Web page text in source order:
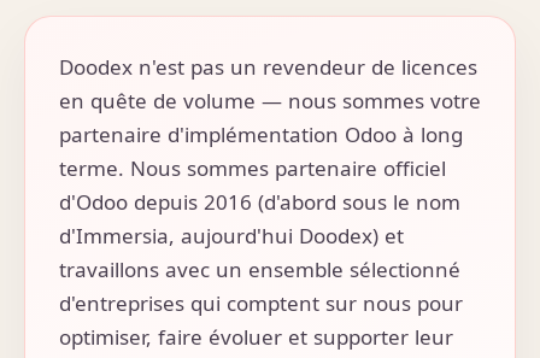
Doodex n'est pas un revendeur de licences
en quête de volume — nous sommes votre
partenaire d'implémentation Odoo à long
terme. Nous sommes partenaire officiel
d'Odoo depuis 2016 (d'abord sous le nom
d'Immersia, aujourd'hui Doodex) et
travaillons avec un ensemble sélectionné
d'entreprises qui comptent sur nous pour
optimiser, faire évoluer et supporter leur